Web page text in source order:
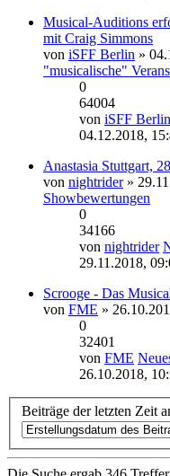
Musical-Auditions
mit Craig Simmons
von iSFF Berlin »
"musicalische"
0
64004
von iSFF Berlin
04.12.2018,
Anastasia Stuttgart,
von nightrider»
Showbewertungen
0
34166
von nightrider
29.11.2018,
Scrooge - Das
von FME »
0
32401
von FME
26.10.2018,
Beiträge der letzten Zeit